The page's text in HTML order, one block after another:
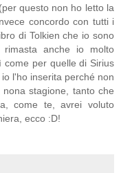
questo non ho letto la
concordo con tutti i
di Tolkien che io sono
anche io molto
come per quelle di Sirius
l'ho inserita perché non
stagione, tanto che
come te, avrei voluto
ecco :D!